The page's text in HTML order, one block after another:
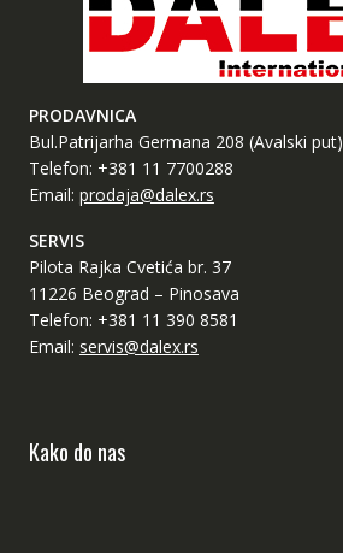
PRODAVNICA
Bul.Patrijarha Germana 208 (Avalski put)
Telefon: +381 11 7700288
Email: prodaja@dalex.rs
SERVIS
Pilota Rajka Cvetića br. 37
11226 Beograd – Pinosava
Telefon: +381 11 390 8581
Email: servis@dalex.rs
Kako do nas